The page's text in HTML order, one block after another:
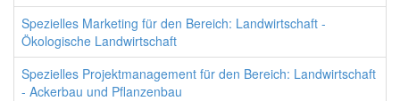
Spezielles Marketing für den Bereich: Landwirtschaft -
Ökologische Landwirtschaft
Spezielles Projektmanagement für den Bereich: Landwirtschaft
- Ackerbau und Pflanzenbau